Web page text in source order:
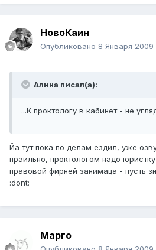
НовоКаин
Опубликовано 8 Января 2009
Алина писал(а):
...К проктологу в кабинет - не
Йа тут пока по делам ездил, уже
праильно, проктологом надо
правовой фирней занимаца - пусть
:dont:
Марго